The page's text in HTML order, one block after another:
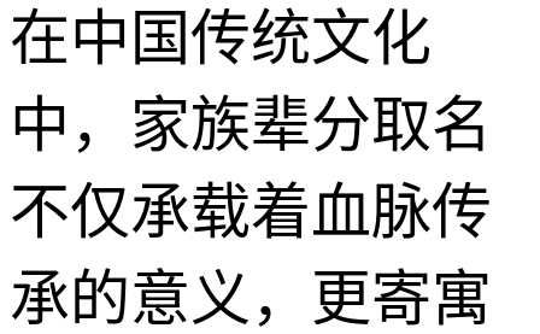
在中国传统文化
中，家族辈分取名
不仅承载着血脉传
承的意义，更寄寓